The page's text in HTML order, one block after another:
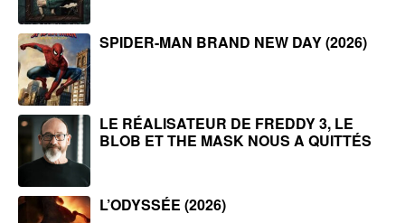
SPIDER-MAN BRAND NEW DAY (2026)
LE RÉALISATEUR DE FREDDY 3, LE
BLOB ET THE MASK NOUS A QUITTÉS
L’ODYSSÉE (2026)